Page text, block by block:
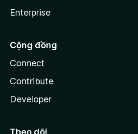
Enterprise
Cộng đồng
Connect
Contribute
Developer
Theo dõi